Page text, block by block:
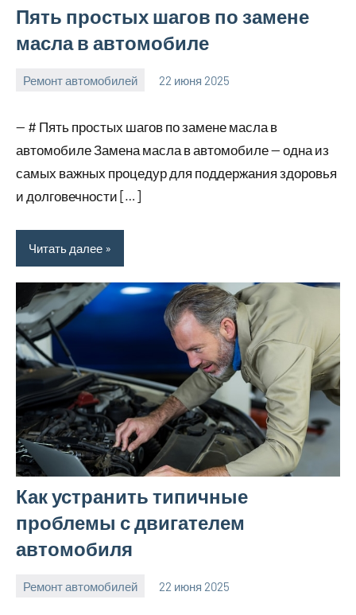
Пять простых шагов по замене
масла в автомобиле
Ремонт автомобилей 22 июня 2025
— # Пять простых шагов по замене масла в
автомобиле Замена масла в автомобиле — одна из
самых важных процедур для поддержания здоровья
и долговечности […]
Читать далее
Как устранить типичные
проблемы с двигателем
автомобиля
Ремонт автомобилей 22 июня 2025